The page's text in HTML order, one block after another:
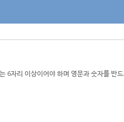
6자리 이상이어야 하며 영문과 숫자를 반